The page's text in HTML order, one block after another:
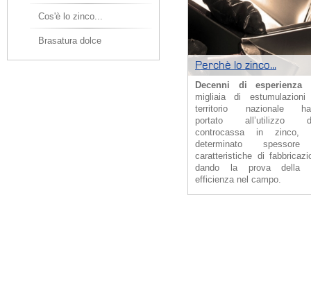
Cos'è lo zinco...
Brasatura dolce
Perchè lo zinco...
Decenni di esperienza
migliaia di estumulazioni
territorio nazionale
portato all’utilizzo
controcassa in zinco,
determinato
caratteristiche di
dando la prova della
efficienza nel campo.